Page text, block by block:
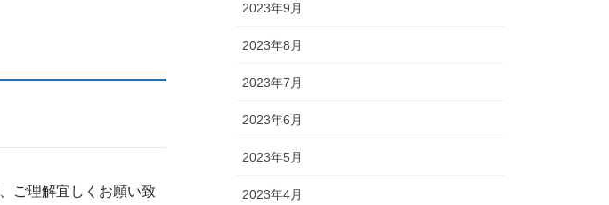
ご理解宜しくお願い致
2023年9月
2023年8月
2023年7月
2023年6月
2023年5月
2023年4月